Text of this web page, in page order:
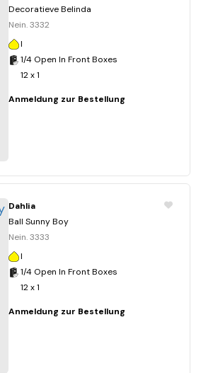
Decoratieve Belinda
Nein. 3332
I
1/4 Open In Front Boxes
12 x 1
Anmeldung zur Bestellung
Dahlia
Ball Sunny Boy
Nein. 3333
I
1/4 Open In Front Boxes
12 x 1
Anmeldung zur Bestellung